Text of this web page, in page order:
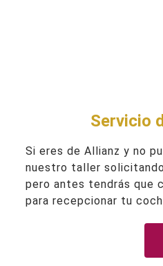
Servicio
Si eres de Allianz y no
nuestro taller
pero antes tendrás que
para recepcionar tu